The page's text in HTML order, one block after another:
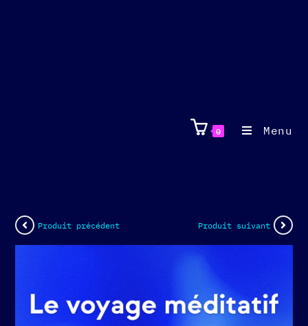
0 Menu
Produit précédent Produit suivant